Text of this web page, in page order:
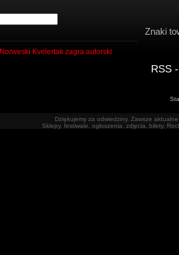
Norweski Kvelertak zagra autorski
Znaki
RSS
Dziękujemy za odwiedziny. Zawsze
Sklepy, festiwale, ogłoszenia, zdjęcia, bilety.